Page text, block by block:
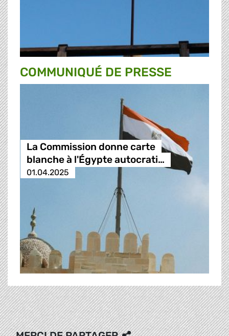
COMMUNIQUÉ DE PRESSE
La Commission donne carte
blanche à l'Égypte autocrati…
01.04.2025